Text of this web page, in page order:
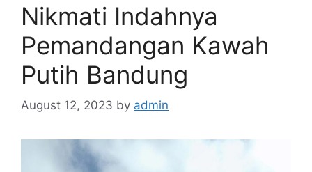
Nikmati Indahnya
Pemandangan Kawah
Putih Bandung
August 12, 2023 by admin